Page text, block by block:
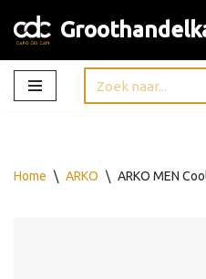
Ga
naar
de
Home \ ARKO \ ARKO MEN